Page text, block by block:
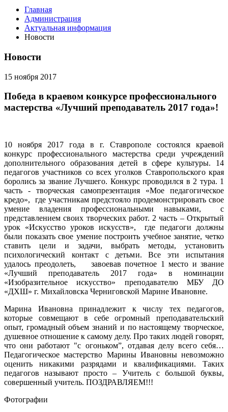
Главная
Администрация
Актуальная информация
Новости
Новости
15 ноября 2017
Победа в краевом конкурсе профессионального
мастерства «Лучший преподаватель 2017 года»!
10 ноября 2017 года в г. Ставрополе состоялся краевой
конкурс профессионального мастерства среди учреждений
дополнительного образования детей в сфере культуры. 14
педагогов участников со всех уголков Ставропольского края
боролись за звание Лучшего. Конкурс проводился в 2 тура. 1
часть - творческая самопрезентация «Мое педагогическое
кредо», где участникам предстояло продемонстрировать свое
умение владения профессиональными навыками, с
представлением своих творческих работ. 2 часть – Открытый
урок «Искусство уроков искусств», где педагоги должны
были показать свое умение построить учебное занятие, четко
ставить цели и задачи, выбрать методы, установить
психологический контакт с детьми. Все эти испытания
удалось преодолеть, завоевав почетное 1 место и звание
«Лучший преподаватель 2017 года» в номинации
«Изобразительное искусство» преподавателю МБУ ДО
«ДХШ» г. Михайловска Черниговской Марине Ивановне.
Марина Ивановна принадлежит к числу тех педагогов,
которые совмещают в себе огромный преподавательский
опыт, громадный объем знаний и по настоящему творческое,
душевное отношение к самому делу. Про таких людей говорят,
что они работают "с огоньком”, отдавая делу всего себя…
Педагогическое мастерство Марины Ивановны невозможно
оценить никакими разрядами и квалификациями. Таких
педагогов называют просто – Учитель с большой буквы,
совершенный учитель. ПОЗДРАВЛЯЕМ!!!
Фотографии